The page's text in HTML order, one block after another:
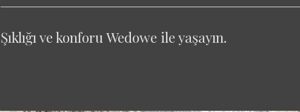
Şıklığı ve konforu Wedowe ile yaşayın.